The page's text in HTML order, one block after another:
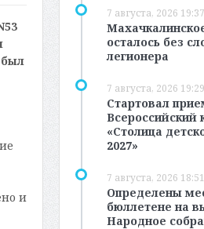
был
и
7 августа, 2026 19:37
осталось без
легионера
7 августа, 2026 19:29
Стартовал
Всероссийский
«Столица
2027»
7 августа, 2026 18:51
Определены
бюллетене на
Народное